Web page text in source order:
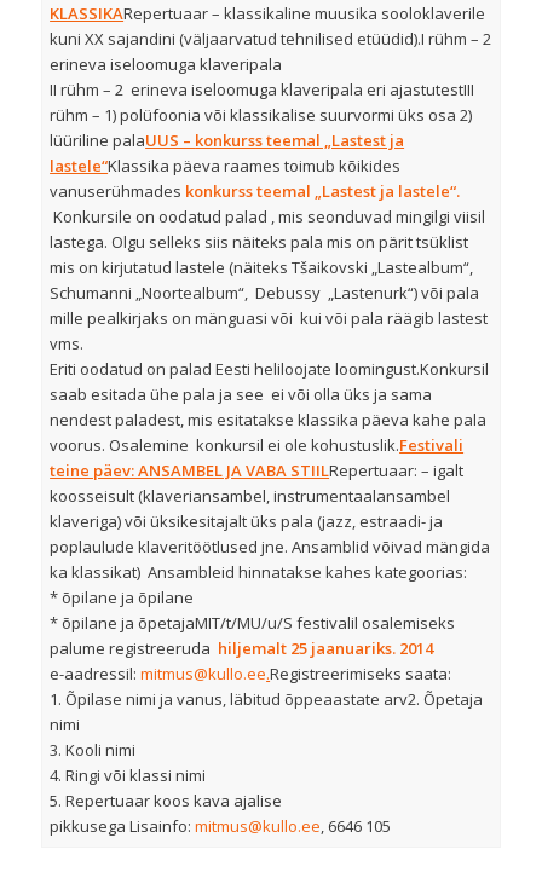
KLASSIKARepertuaar – klassikaline muusika sooloklaverile
kuni XX sajandini (väljaarvatud tehnilised etüüdid).I rühm – 2
erineva iseloomuga klaveripala
II rühm – 2 erineva iseloomuga klaveripala eri ajastutestIII
rühm – 1) polüfoonia või klassikalise suurvormi üks osa 2)
lüüriline palaUUS – konkurss teemal „Lastest ja
lastele“Klassika päeva raames toimub kõikides
vanuserühmades konkurss teemal „Lastest ja lastele“.
Konkursile on oodatud palad , mis seonduvad mingilgi viisil
lastega. Olgu selleks siis näiteks pala mis on pärit tsüklist
mis on kirjutatud lastele (näiteks Tšaikovski „Lastealbum“,
Schumanni „Noortealbum“, Debussy „Lastenurk“) või pala
mille pealkirjaks on mänguasi või kui või pala räägib lastest
vms.
Eriti oodatud on palad Eesti heliloojate loomingust.Konkursil
saab esitada ühe pala ja see ei või olla üks ja sama
nendest paladest, mis esitatakse klassika päeva kahe pala
voorus. Osalemine konkursil ei ole kohustuslik.Festivali
teine päev: ANSAMBEL JA VABA STIILRepertuaar: – igalt
koosseisult (klaveriansambel, instrumentaalansambel
klaveriga) või üksikesitajalt üks pala (jazz, estraadi- ja
poplaulude klaveritöötlused jne. Ansamblid võivad mängida
ka klassikat) Ansambleid hinnatakse kahes kategoorias:
* õpilane ja õpilane
* õpilane ja õpetajaMIT/t/MU/u/S festivalil osalemiseks
palume registreeruda hiljemalt 25 jaanuariks. 2014
e-aadressil:mitmus@kullo.ee.Registreerimiseks saata:
1. Õpilase nimi ja vanus, läbitud õppeaastate arv2. Õpetaja
nimi
3. Kooli nimi
4. Ringi või klassi nimi
5. Repertuaar koos kava ajalise
pikkusega Lisainfo:mitmus@kullo.ee, 6646 105